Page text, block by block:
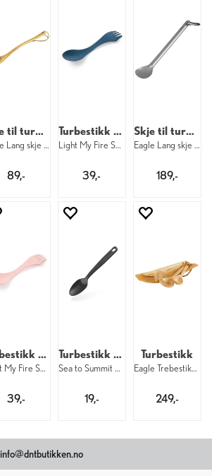
Skje til turmat
Eagle Lang skje Tre
89,-
Turbestikk Spork
Light My Fire Spork Original BIO HazyBlu
39,-
Skje til turmat
Eagle Lang skje Titan
189,-
Turbestikk Spork
Light My Fire Spork Original BIO DustyPi
39,-
Turbestikk Teskje
Sea to Summit Camp Cutlery TeaSpoon
19,-
Turbestikk
Eagle Trebestikk i skinnpose
249,-
info@dntbutikken.no